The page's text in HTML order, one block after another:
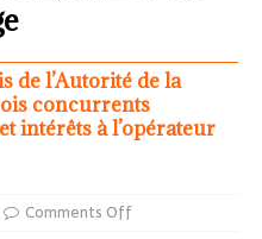
de l’Autorité de la
concurrents
intérêts à l’opérateur
Comments Off